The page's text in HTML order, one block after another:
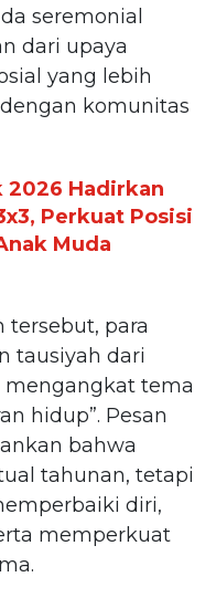
seremonial
dari upaya
yang lebih
komunitas
2026 Hadirkan
Perkuat Posisi
Muda
tersebut, para
tausiyah dari
tema
hidup”. Pesan
bahwa
tahunan, tetapi
diri,
memperkuat